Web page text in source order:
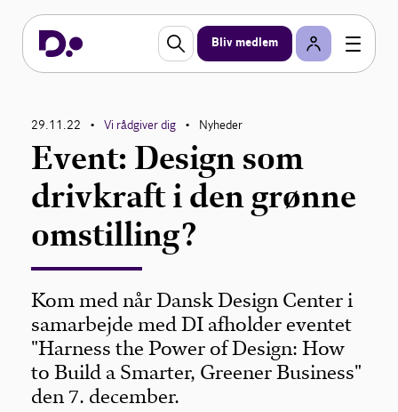
Bliv medlem
29.11.22 • Vi rådgiver dig • Nyheder
Event: Design som
drivkraft i den grønne
omstilling?
Kom med når Dansk Design Center i
samarbejde med DI afholder eventet
"Harness the Power of Design: How
to Build a Smarter, Greener Business"
den 7. december.